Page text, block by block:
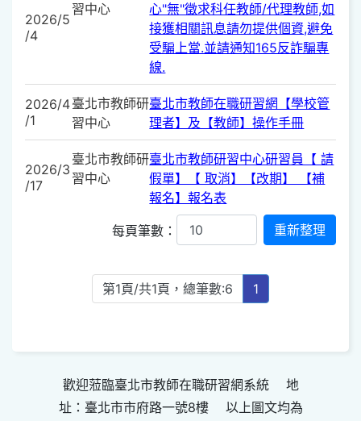
2026/5
/4
習中心
心"無"徵求科任教師/代理教師,如
接獲相關訊息請勿提供個資,避免
受騙上當.並請通知165反詐騙專
線.
2026/4
/1
臺北市教師研
習中心
臺北市教師在職研習網【學校管
理者】及【教師】操作手冊
2026/3
/17
臺北市教師研
習中心
臺北市教師研習中心研習員【 請
假單】【 取消】【改期】 【補
報名】報名表
每頁筆數：
第1頁/共1頁，總筆數:6 1
歡迎蒞臨臺北市教師在職研習網系統 地
址：臺北市市府路一號8樓 以上圖文均為